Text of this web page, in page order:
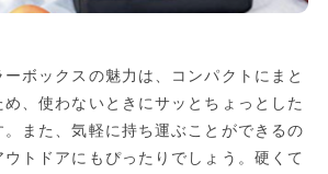
ボックスの魅力は、コンパクトにまと
、使わないときにサッとちょっとした
。また、気軽に持ち運ぶことができるの
トドアにもぴったりでしょう。硬くて